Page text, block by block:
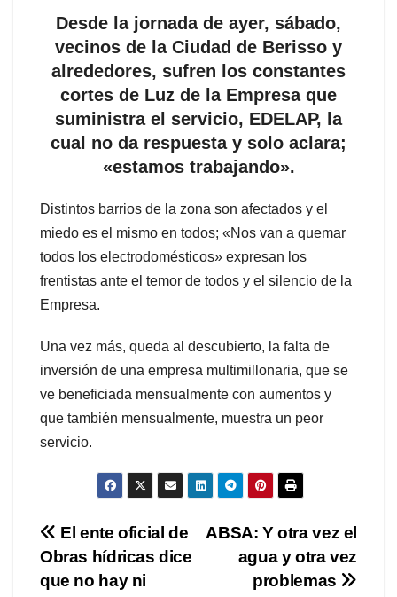
Desde la jornada de ayer, sábado,
vecinos de la Ciudad de Berisso y
alrededores, sufren los constantes
cortes de Luz de la Empresa que
suministra el servicio, EDELAP, la
cual no da respuesta y solo aclara;
«estamos trabajando».
Distintos barrios de la zona son afectados y el
miedo es el mismo en todos; «Nos van a quemar
todos los electrodomésticos» expresan los
frentistas ante el temor de todos y el silencio de la
Empresa.
Una vez más, queda al descubierto, la falta de
inversión de una empresa multimillonaria, que se
ve beneficiada mensualmente con aumentos y
que también mensualmente, muestra un peor
servicio.
Navegación
de
ABSA: Y otra vez el
agua y otra vez
problemas
El ente oficial de
Obras hídricas dice
que no hay ni